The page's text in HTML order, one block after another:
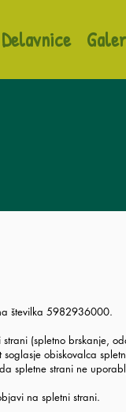
Delavnice
številka 5982936000.
(spletno brskanje,
obiskovalca
spletne strani ne
na spletni strani.